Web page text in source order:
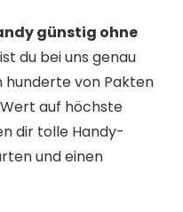
günstig ohne
du bei uns genau
hunderte von Pakten
auf höchste
dir tolle Handy-
und einen